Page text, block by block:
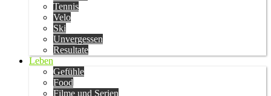
Tennis
Velo
Ski
Unvergessen
Resultate
Leben
Gefühle
Food
Filme und Serien